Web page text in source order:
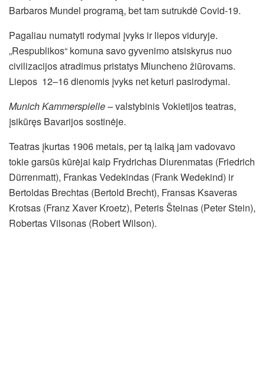
Barbaros Mundel programą, bet tam sutrukdė Covid-19.
Pagaliau numatyti rodymai įvyks ir liepos viduryje.
„Respublikos“ komuna savo gyvenimo atsiskyrus nuo
civilizacijos atradimus pristatys Miuncheno žiūrovams.
Liepos 12–16 dienomis įvyks net keturi pasirodymai.
Munich Kammerspielle– valstybinis Vokietijos teatras,
įsikūręs Bavarijos sostinėje.
Teatras įkurtas 1906 metais, per tą laiką jam vadovavo
tokie garsūs kūrėjai kaip Frydrichas Diurenmatas (Friedrich
Dürrenmatt), Frankas Vedekindas (Frank Wedekind) ir
Bertoldas Brechtas (Bertold Brecht), Fransas Ksaveras
Krotsas (Franz Xaver Kroetz), Peteris Šteinas (Peter Stein),
Robertas Vilsonas (Robert Wilson).